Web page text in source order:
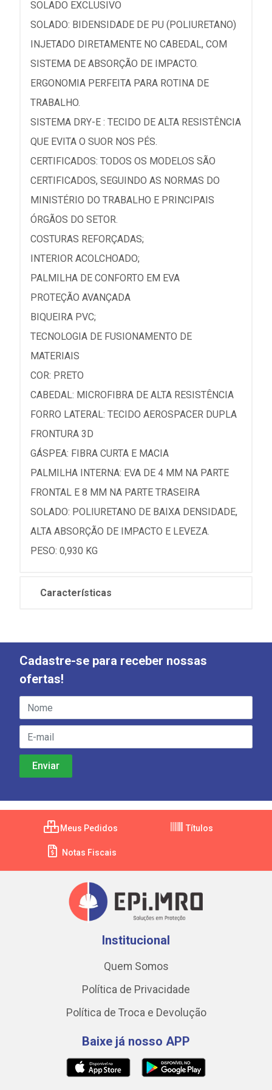
SOLADO EXCLUSIVO
SOLADO: BIDENSIDADE DE PU (POLIURETANO)
INJETADO DIRETAMENTE NO CABEDAL, COM
SISTEMA DE ABSORÇÃO DE IMPACTO.
ERGONOMIA PERFEITA PARA ROTINA DE
TRABALHO.
SISTEMA DRY-E : TECIDO DE ALTA RESISTÊNCIA
QUE EVITA O SUOR NOS PÉS.
CERTIFICADOS: TODOS OS MODELOS SÃO
CERTIFICADOS, SEGUINDO AS NORMAS DO
MINISTÉRIO DO TRABALHO E PRINCIPAIS
ÓRGÃOS DO SETOR.
COSTURAS REFORÇADAS;
INTERIOR ACOLCHOADO;
PALMILHA DE CONFORTO EM EVA
PROTEÇÃO AVANÇADA
BIQUEIRA PVC;
TECNOLOGIA DE FUSIONAMENTO DE
MATERIAIS
COR: PRETO
CABEDAL: MICROFIBRA DE ALTA RESISTÊNCIA
FORRO LATERAL: TECIDO AEROSPACER DUPLA
FRONTURA 3D
GÁSPEA: FIBRA CURTA E MACIA
PALMILHA INTERNA: EVA DE 4 MM NA PARTE
FRONTAL E 8 MM NA PARTE TRASEIRA
SOLADO: POLIURETANO DE BAIXA DENSIDADE,
ALTA ABSORÇÃO DE IMPACTO E LEVEZA.
PESO: 0,930 KG
Características
Cadastre-se para receber nossas
ofertas!
Meus Pedidos Títulos
Notas Fiscais
Institucional
Quem Somos
Política de Privacidade
Política de Troca e Devolução
Baixe já nosso APP